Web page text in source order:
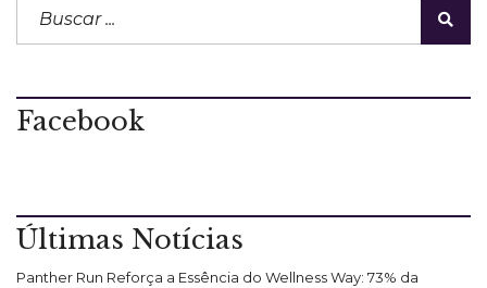
Facebook
Últimas Notícias
Panther Run Reforça a Essência do Wellness Way: 73% da